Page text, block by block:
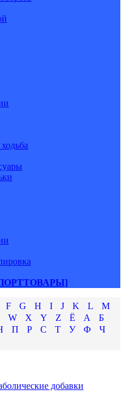
F G H I J K L
M
W X Y Z Ё А
Б
П Р С Т У Ф
Ч
добавки